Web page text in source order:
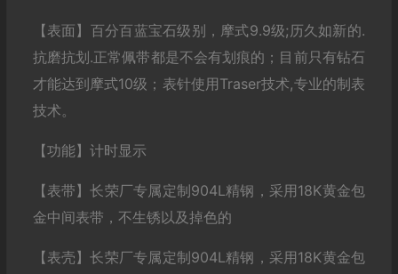
【表面】百分百蓝宝石级别，摩式9.9级;历久如新的.
抗磨抗划.正常佩带都是不会有划痕的；目前只有钻石
才能达到摩式10级；表针使用Traser技术,专业的制表
技术。
【功能】计时显示
【表带】长荣厂专属定制904L精钢，采用18K黄金包
金中间表带，不生锈以及掉色的
【表壳】长荣厂专属定制904L精钢，采用18K黄金包